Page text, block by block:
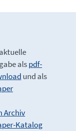
alspdf-
und als
Archiv
Katalog